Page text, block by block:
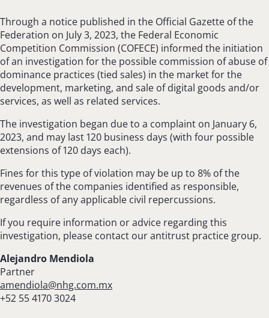
Through a notice published in the Official Gazette of the
Federation on July 3, 2023, the Federal Economic
Competition Commission (COFECE) informed the initiation
of an investigation for the possible commission of abuse of
dominance practices (tied sales) in the market for the
development, marketing, and sale of digital goods and/or
services, as well as related services.
The investigation began due to a complaint on January 6,
2023, and may last 120 business days (with four possible
extensions of 120 days each).
Fines for this type of violation may be up to 8% of the
revenues of the companies identified as responsible,
regardless of any applicable civil repercussions.
If you require information or advice regarding this
investigation, please contact our antitrust practice group.
Alejandro Mendiola
Partner
amendiola@nhg.com.mx
+52 55 4170 3024